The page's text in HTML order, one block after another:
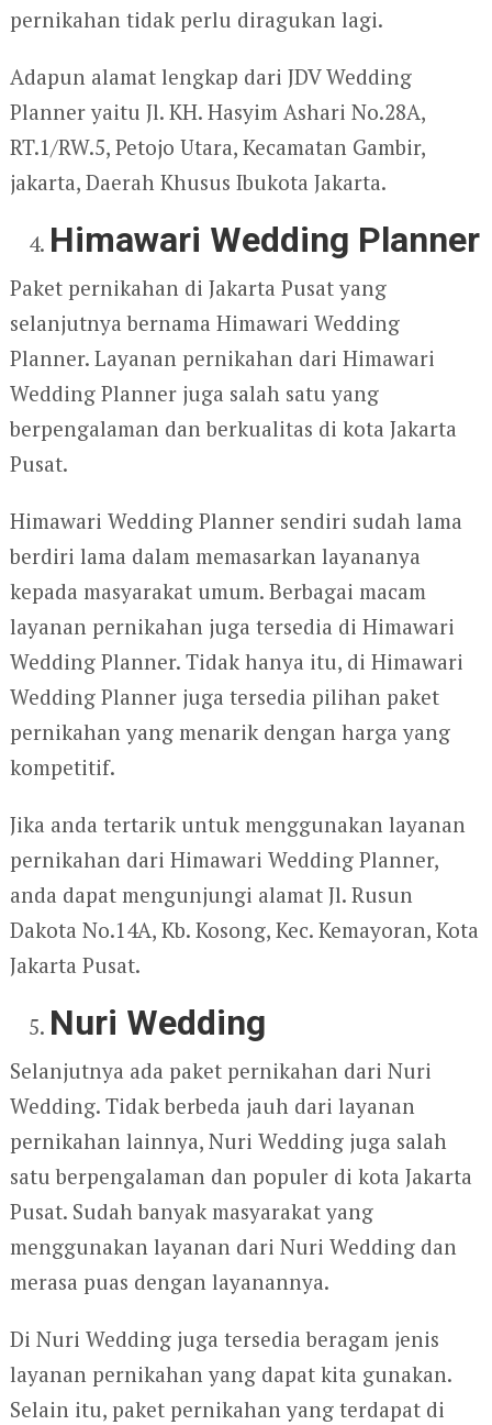
pernikahan tidak perlu diragukan lagi.
Adapun alamat lengkap dari JDV Wedding
Planner yaitu Jl. KH. Hasyim Ashari No.28A,
RT.1/RW.5, Petojo Utara, Kecamatan Gambir,
jakarta, Daerah Khusus Ibukota Jakarta.
Himawari Wedding Planner
Paket pernikahan di Jakarta Pusat yang
selanjutnya bernama Himawari Wedding
Planner. Layanan pernikahan dari Himawari
Wedding Planner juga salah satu yang
berpengalaman dan berkualitas di kota Jakarta
Pusat.
Himawari Wedding Planner sendiri sudah lama
berdiri lama dalam memasarkan layananya
kepada masyarakat umum. Berbagai macam
layanan pernikahan juga tersedia di Himawari
Wedding Planner. Tidak hanya itu, di Himawari
Wedding Planner juga tersedia pilihan paket
pernikahan yang menarik dengan harga yang
kompetitif.
Jika anda tertarik untuk menggunakan layanan
pernikahan dari Himawari Wedding Planner,
anda dapat mengunjungi alamat Jl. Rusun
Dakota No.14A, Kb. Kosong, Kec. Kemayoran, Kota
Jakarta Pusat.
Nuri Wedding
Selanjutnya ada paket pernikahan dari Nuri
Wedding. Tidak berbeda jauh dari layanan
pernikahan lainnya, Nuri Wedding juga salah
satu berpengalaman dan populer di kota Jakarta
Pusat. Sudah banyak masyarakat yang
menggunakan layanan dari Nuri Wedding dan
merasa puas dengan layanannya.
Di Nuri Wedding juga tersedia beragam jenis
layanan pernikahan yang dapat kita gunakan.
Selain itu, paket pernikahan yang terdapat di